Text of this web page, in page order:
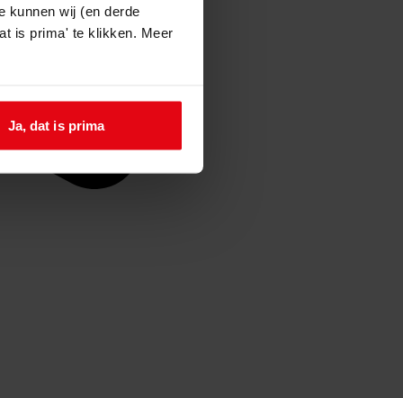
kunnen wij (en derde
is prima' te klikken. Meer
Ja, dat is prima